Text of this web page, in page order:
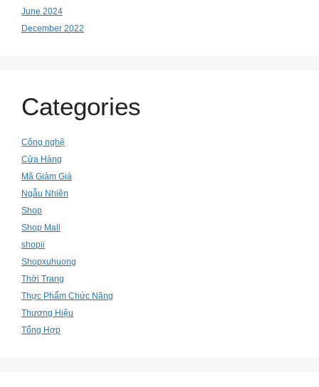
June 2024
December 2022
Categories
Công nghệ
Cửa Hàng
Mã Giảm Giá
Ngẫu Nhiên
Shop
Shop Mall
shopii
Shopxuhuong
Thời Trang
Thực Phẩm Chức Năng
Thương Hiệu
Tổng Hợp